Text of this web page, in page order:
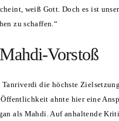
weiß Gott. Doch es ist
zu schaffen.“
Vorstoß
Tanriverdi die höchste
ahnte hier eine
als Mahdi. Auf anhaltende